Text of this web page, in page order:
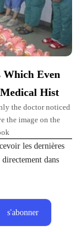
Which Even
Hist
the doctor noticed
the image on the
les dernières
directement dans